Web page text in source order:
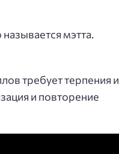
мэтта.
требует терпения и
и повторение